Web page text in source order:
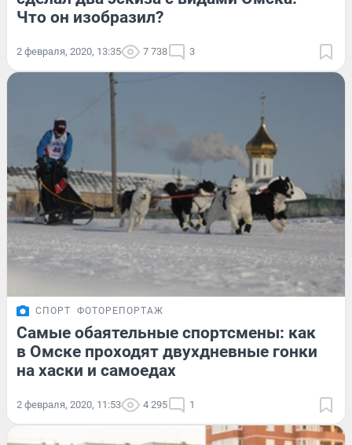
Что он изобразил?
2 февраля, 2020, 13:35 7 738 3
СПОРТ ФОТОРЕПОРТАЖ
Самые обаятельные спортсмены: как
в Омске проходят двухдневные гонки
на хаски и самоедах
2 февраля, 2020, 11:53 4 295 1